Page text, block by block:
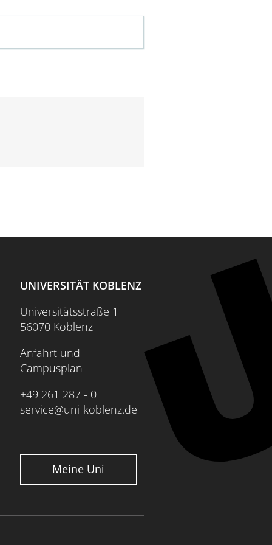
UNIVERSITÄT KOBLENZ
Universitätsstraße 1
56070 Koblenz
Anfahrt und
Campusplan
+49 261 287 - 0
service@uni-koblenz.de
Meine Uni